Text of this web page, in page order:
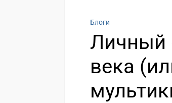
Блоги
Личный
века